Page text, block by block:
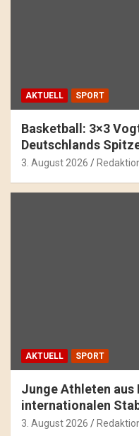
AKTUELL SPORT
Basketball: 3×3
Deutschlands
3. August 2026
AKTUELL SPORT
Junge Athleten aus
internationalen
3. August 2026